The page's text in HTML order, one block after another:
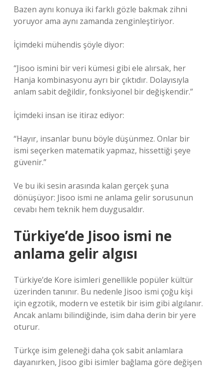
Bazen aynı konuya iki farklı gözle bakmak zihni
yoruyor ama aynı zamanda zenginleştiriyor.
İçimdeki mühendis şöyle diyor:
“Jisoo ismini bir veri kümesi gibi ele alırsak, her
Hanja kombinasyonu ayrı bir çıktıdır. Dolayısıyla
anlam sabit değildir, fonksiyonel bir değişkendir.”
İçimdeki insan ise itiraz ediyor:
“Hayır, insanlar bunu böyle düşünmez. Onlar bir
ismi seçerken matematik yapmaz, hissettiği şeye
güvenir.”
Ve bu iki sesin arasında kalan gerçek şuna
dönüşüyor: Jisoo ismi ne anlama gelir sorusunun
cevabı hem teknik hem duygusaldır.
Türkiye’de Jisoo ismi ne
anlama gelir algısı
Türkiye’de Kore isimleri genellikle popüler kültür
üzerinden tanınır. Bu nedenle Jisoo ismi çoğu kişi
için egzotik, modern ve estetik bir isim gibi algılanır.
Ancak anlamı bilindiğinde, isim daha derin bir yere
oturur.
Türkçe isim geleneği daha çok sabit anlamlara
dayanırken, Jisoo gibi isimler bağlama göre değişen